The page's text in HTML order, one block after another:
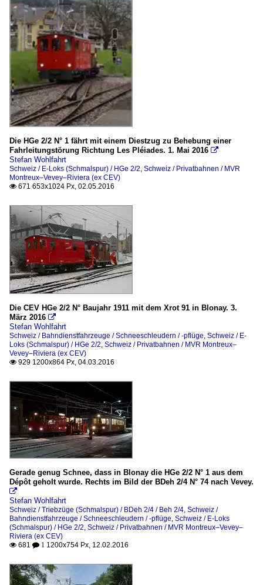
Die HGe 2/2 N° 1 fährt mit einem Diestzug zu Behebung einer
Fahrleitungstörung Richtung Les Pléiades. 1. Mai 2016 
Stefan Wohlfahrt
Schweiz / E-Loks (Schmalspur) / HGe 2/2, Schweiz / Privatbahnen / MVR
Montreux–Vevey–Riviera (ex CEV)
 671 653x1024 Px, 02.05.2016
Die CEV HGe 2/2 N° Baujahr 1911 mit dem Xrot 91 in Blonay. 3.
März 2016 
Stefan Wohlfahrt
Schweiz / Bahndienstfahrzeuge / Schneeschleudern / -pflüge, Schweiz / E-
Loks (Schmalspur) / HGe 2/2, Schweiz / Privatbahnen / MVR Montreux–
Vevey–Riviera (ex CEV)
 929 1200x864 Px, 04.03.2016
Gerade genug Schnee, dass in Blonay die HGe 2/2 N° 1 aus dem
Dépôt geholt wurde. Rechts im Bild der BDeh 2/4 N° 74 nach Vevey.

Stefan Wohlfahrt
Schweiz / Triebzüge (Schmalspur) / BDeh 2/4 / Beh 2/4, Schweiz /
Bahndienstfahrzeuge / Schneeschleudern / -pflüge, Schweiz / E-Loks
(Schmalspur) / HGe 2/2, Schweiz / Privatbahnen / MVR Montreux–Vevey–
Riviera (ex CEV)
 681  1 1200x754 Px, 12.02.2016